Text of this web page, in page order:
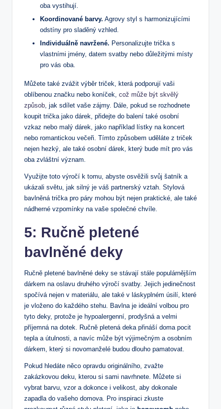
oba vystihují.
Koordinované ‍barvy. Agrovy styl s harmonizujícími
odstíny pro sladěný ⁢vzhled.
Individuálně navržené. Personalizujte⁣ trička s
vlastními jmény,‌ datem svatby nebo důležitými místy
⁢pro⁤ vás oba.
Můžete ⁣také zvážit výběr triček,⁢ která podporují vaši
oblíbenou⁢ značku nebo koníček, což může být skvělý
způsob, ​jak sdílet ⁤vaše⁢ zájmy.⁣ Dále, pokud se rozhodnete
koupit trička jako dárek, přidejte​ do balení také osobní
vzkaz nebo malý dárek, ⁤jako například lístky na​ koncert
nebo romantickou večeři. Tímto způsobem⁣ uděláte z triček
nejen hezký, ale⁤ také osobní dárek, který bude mít pro vás
oba zvláštní význam.
Využijte toto výročí k tomu, abyste osvěžili svůj šatník a
ukázali světu, jak silný je váš partnerský vztah. Stylová
bavlněná⁤ trička pro páry mohou být nejen praktické, ale také
nádherné​ vzpomínky na vaše společné chvíle.
5: Ručně pletené
bavlněné deky
Ručně pletené bavlněné deky se stávají stále populárnějším
dárkem na oslavu druhého výročí svatby. Jejich jedinečnost
spočívá nejen v materiálu, ale také v láskyplném úsilí, které​
je vloženo do každého⁢ stehu. Bavlna je ideální volbou pro
tyto deky, protože je hypoalergenní, prodyšná a velmi
⁢příjemná na dotek. Ručně pletená deka​ přináší doma pocit
tepla a ⁢útulnosti, a navíc může být výjimečným a osobním
dárkem, který ‌si novomanželé budou dlouho pamatovat.
Pokud hledáte něco opravdu originálního, ⁣zvažte
zakázkovou deku, kterou si sami navrhnete. Můžete si
vybrat barvu, vzor a dokonce⁢ i velikost, aby dokonale‍
zapadla do vašeho ‍domova.‍ Pro inspiraci zkuste